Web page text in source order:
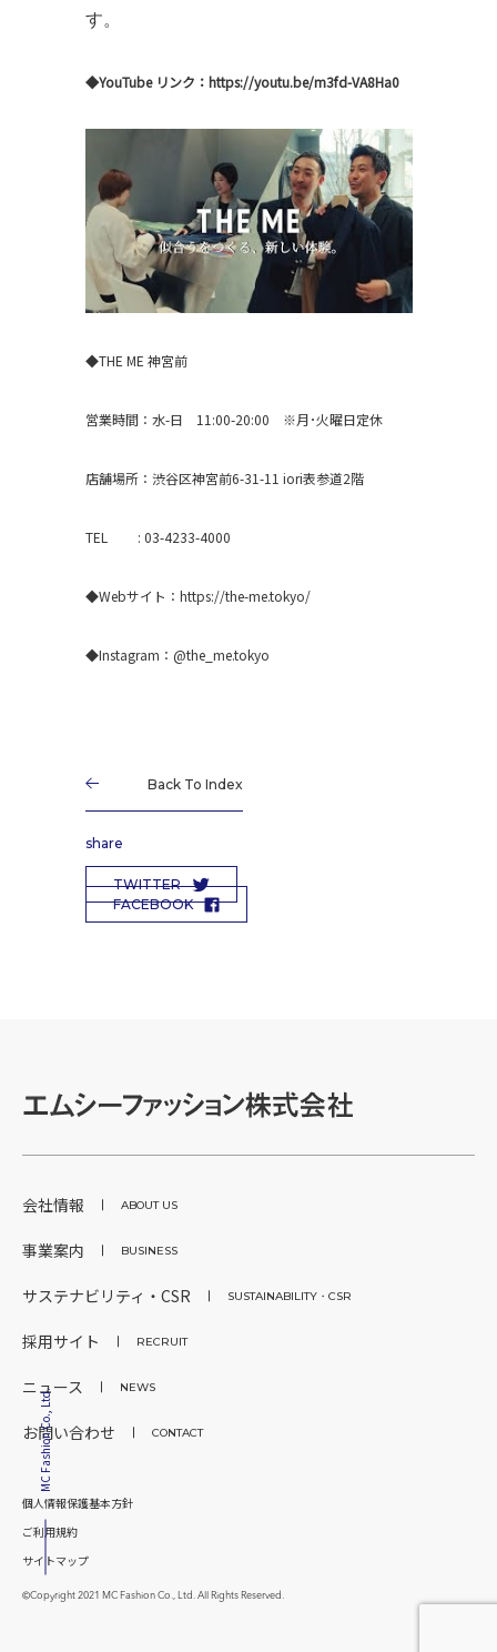
MC Fashion Co., Ltd.
す。
◆YouTube リンク： https://youtu.be/m3fd-VA8Ha0
◆THE ME 神宮前
営業時間：水-日 11:00-20:00 ※月･火曜日定休
店舗場所：渋谷区神宮前6-31-11 iori表参道2階
TEL : 03-4233-4000
◆Webサイト： https://the-me.tokyo/
◆Instagram： @the_me.tokyo
Back To Index
share
TWITTER
FACEBOOK
会社情報 ABOUT US
事業案内 BUSINESS
サステナビリティ・CSR SUSTAINABILITY・CSR
採用サイト RECRUIT
ニュース NEWS
お問い合わせ CONTACT
©Copyright 2021 MC Fashion Co., Ltd. All Rights Reserved.
個人情報保護基本方針
ご利用規約
サイトマップ